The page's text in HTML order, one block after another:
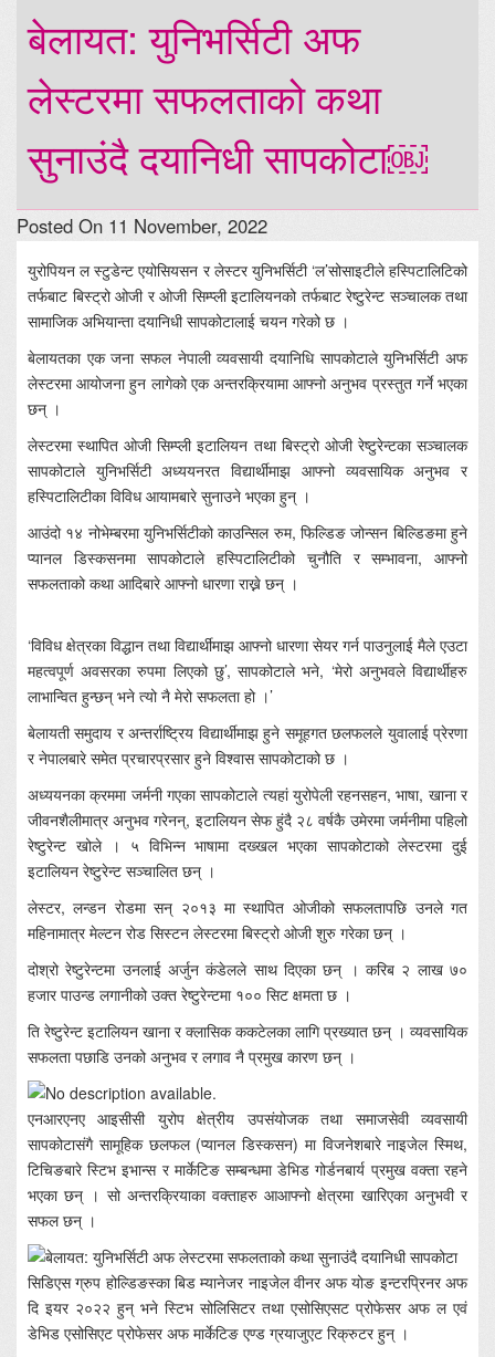
बेलायत: युनिभर्सिटी अफ
लेस्टरमा सफलताको कथा
सुनाउंदै दयानिधी सापकोटा￼
Posted On 11 November, 2022
युरोपियन ल स्टुडेन्ट एयोसियसन र लेस्टर युनिभर्सिटी ‘ल’सोसाइटीले हस्पिटालिटिको
तर्फबाट बिस्ट्रो ओजी र ओजी सिम्प्ली इटालियनको तर्फबाट रेष्टुरेन्ट सञ्चालक तथा
सामाजिक अभियान्ता दयानिधी सापकोटालाई चयन गरेको छ ।
बेलायतका एक जना सफल नेपाली व्यवसायी दयानिधि सापकोटाले युनिभर्सिटी अफ
लेस्टरमा आयोजना हुन लागेको एक अन्तरक्रियामा आफ्नो अनुभव प्रस्तुत गर्ने भएका
छन् ।
लेस्टरमा स्थापित ओजी सिम्प्ली इटालियन तथा बिस्ट्रो ओजी रेष्टुरेन्टका सञ्चालक
सापकोटाले युनिभर्सिटी अध्ययनरत विद्यार्थीमाझ आफ्नो व्यवसायिक अनुभव र
हस्पिटालिटीका विविध आयामबारे सुनाउने भएका हुन् ।
आउंदो १४ नोभेम्बरमा युनिभर्सिटीको काउन्सिल रुम, फिल्डिङ जोन्सन बिल्डिङमा हुने
प्यानल डिस्कसनमा सापकोटाले हस्पिटालिटीको चुनौति र सम्भावना, आफ्नो
सफलताको कथा आदिबारे आफ्नो धारणा राख्ने छन् ।
‘विविध क्षेत्रका विद्धान तथा विद्यार्थीमाझ आफ्नो धारणा सेयर गर्न पाउनुलाई मैले एउटा
महत्वपूर्ण अवसरका रुपमा लिएको छु’, सापकोटाले भने, ‘मेरो अनुभवले विद्यार्थीहरु
लाभान्वित हुन्छन् भने त्यो नै मेरो सफलता हो ।’
बेलायती समुदाय र अन्तर्राष्ट्रिय विद्यार्थीमाझ हुने समूहगत छलफलले युवालाई प्रेरणा
र नेपालबारे समेत प्रचारप्रसार हुने विश्वास सापकोटाको छ ।
अध्ययनका क्रममा जर्मनी गएका सापकोटाले त्यहां युरोपेली रहनसहन, भाषा, खाना र
जीवनशैलीमात्र अनुभव गरेनन्, इटालियन सेफ हुंदै २८ वर्षकै उमेरमा जर्मनीमा पहिलो
रेष्टुरेन्ट खोले । ५ विभिन्न भाषामा दख्खल भएका सापकोटाको लेस्टरमा दुई
इटालियन रेष्टुरेन्ट सञ्चालित छन् ।
लेस्टर, लन्डन रोडमा सन् २०१३ मा स्थापित ओजीको सफलतापछि उनले गत
महिनामात्र मेल्टन रोड सिस्टन लेस्टरमा बिस्ट्रो ओजी शुरु गरेका छन् ।
दोश्रो रेष्टुरेन्टमा उनलाई अर्जुन कंडेलले साथ दिएका छन् । करिब २ लाख ७०
हजार पाउन्ड लगानीको उक्त रेष्टुरेन्टमा १०० सिट क्षमता छ ।
ति रेष्टुरेन्ट इटालियन खाना र क्लासिक ककटेलका लागि प्रख्यात छन् । व्यवसायिक
सफलता पछाडि उनको अनुभव र लगाव नै प्रमुख कारण छन् ।
एनआरएनए आइसीसी युरोप क्षेत्रीय उपसंयोजक तथा समाजसेवी व्यवसायी
सापकोटासंगै सामूहिक छलफल (प्यानल डिस्कसन) मा विजनेशबारे नाइजेल स्मिथ,
टिचिङबारे स्टिभ इभान्स र मार्केटिङ सम्बन्धमा डेभिड गोर्डनबार्य प्रमुख वक्ता रहने
भएका छन् । सो अन्तरक्रियाका वक्ताहरु आआफ्नो क्षेत्रमा खारिएका अनुभवी र
सफल छन् ।
सिडिएस ग्रुप होल्डिङस्का बिड म्यानेजर नाइजेल वीनर अफ योङ इन्टरप्रिनर अफ
दि इयर २०२२ हुन् भने स्टिभ सोलिसिटर तथा एसोसिएसट प्रोफेसर अफ ल एवं
डेभिड एसोसिएट प्रोफेसर अफ मार्केटिङ एण्ड ग्रयाजुएट रिक्रुटर हुन् ।